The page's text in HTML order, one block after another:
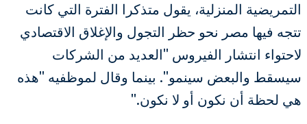
التمريضية المنزلية، يقول متذكرا الفترة التي كانت
تتجه فيها مصر نحو حظر التجول والإغلاق الاقتصادي
لاحتواء انتشار الفيروس "العديد من الشركات
سيسقط والبعض سينمو". بينما وقال لموظفيه "هذه
هي لحظة أن نكون أو لا نكون."